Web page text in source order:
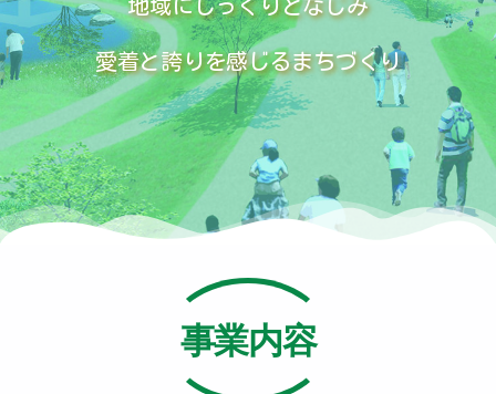
地域にしっくりとなじみ
愛着と誇りを感じるまちづくり
事業内容